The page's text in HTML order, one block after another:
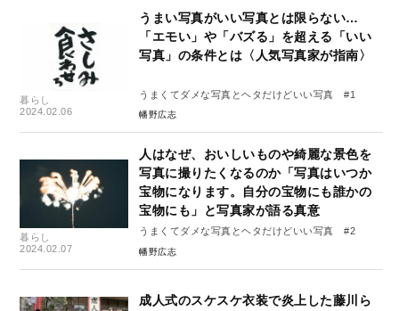
暮らし
2024.02.06
うまい写真がいい写真とは限らない…
「エモい」や「バズる」を超える「いい
写真」の条件とは〈人気写真家が指南〉
うまくてダメな写真とヘタだけどいい写真 #1
幡野広志
暮らし
2024.02.07
人はなぜ、おいしいものや綺麗な景色を
写真に撮りたくなるのか「写真はいつか
宝物になります。自分の宝物にも誰かの
宝物にも」と写真家が語る真意
うまくてダメな写真とヘタだけどいい写真 #2
幡野広志
成人式のスケスケ衣装で炎上した藤川ら